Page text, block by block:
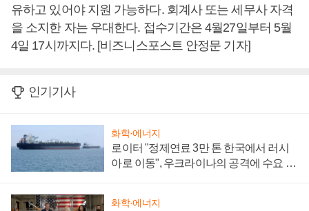
유하고 있어야 지원 가능하다. 회계사 또는 세무사 자격
을 소지한 자는 우대한다. 접수기간은 4월27일부터 5월
4일 17시까지다. [비즈니스포스트 안정문 기자]
인기기사
화학·에너지
로이터 "정제연료 3만 톤 한국에서 러시
아로 이동", 우크라이나의 공격에 수요 늘
화학·에너지